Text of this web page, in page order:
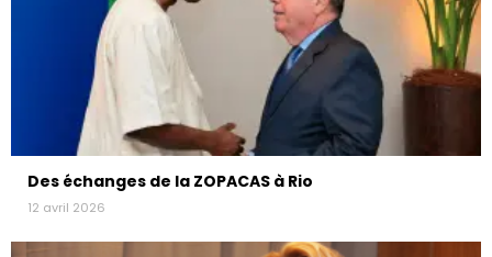
Des échanges de la ZOPACAS à Rio
12 avril 2026